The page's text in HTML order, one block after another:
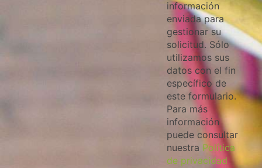
información
enviada para
gestionar su
solicitud. Sólo
utilizamos sus
datos con el fin
específico de
este formulario.
Para más
información
puede consultar
nuestra Política
de privacidad